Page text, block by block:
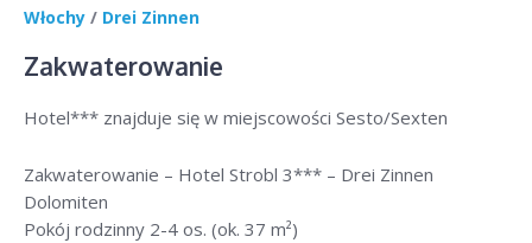
Włochy / Drei Zinnen
Zakwaterowanie
Hotel*** znajduje się w miejscowości Sesto/Sexten
Zakwaterowanie – Hotel Strobl 3*** – Drei Zinnen
Dolomiten
Pokój rodzinny 2-4 os. (ok. 37 m²)